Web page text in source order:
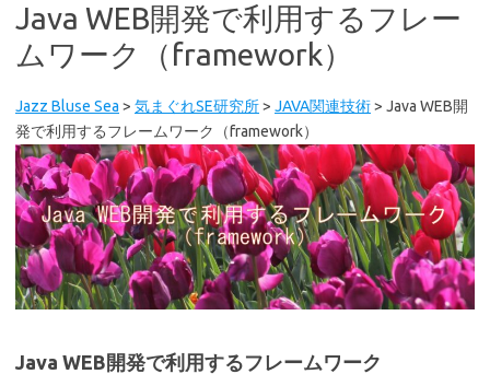
Java WEB開発で利用するフレー
ムワーク（framework）
Jazz Bluse Sea > 気まぐれSE研究所> JAVA関連技術> Java WEB開
発で利用するフレームワーク（framework）
Java WEB開発で利用するフレームワーク